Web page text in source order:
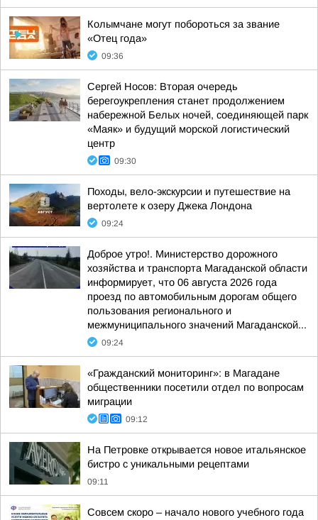
Колымчане могут побороться за звание
«Отец года»
09:36
Сергей Носов: Вторая очередь
берегоукрепления станет продолжением
набережной Белых ночей, соединяющей парк
«Маяк» и будущий морской логистический
центр
09:30
Походы, вело-экскурсии и путешествие на
вертолете к озеру Джека Лондона
09:24
Доброе утро!. Министерство дорожного
хозяйства и транспорта Магаданской области
информирует, что 06 августа 2026 года
проезд по автомобильным дорогам общего
пользования регионального и
межмуниципального значений Магаданской...
09:24
«Гражданский мониторинг»: в Магадане
общественники посетили отдел по вопросам
миграции
09:12
На Петровке открывается новое итальянское
бистро с уникальными рецептами
09:11
Совсем скоро – начало нового учебного года